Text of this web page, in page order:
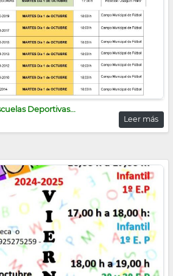
Deportivas...
Leer más